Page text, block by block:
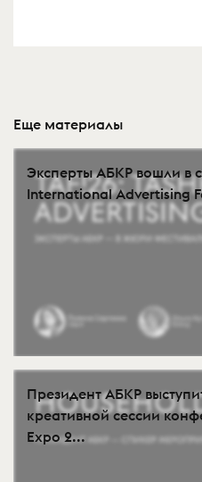
Еще материалы
Эксперты АБКР вошли в
International Advertising
Президент АБКР
креативной сессии
Expo 2...